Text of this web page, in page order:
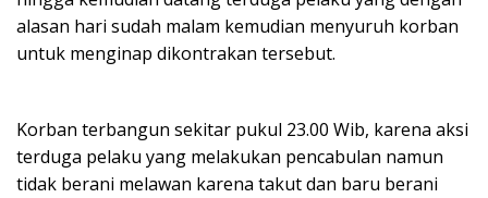
alasan hari sudah malam kemudian menyuruh korban
untuk menginap dikontrakan tersebut.
Korban terbangun sekitar pukul 23.00 Wib, karena aksi
terduga pelaku yang melakukan pencabulan namun
tidak berani melawan karena takut dan baru berani